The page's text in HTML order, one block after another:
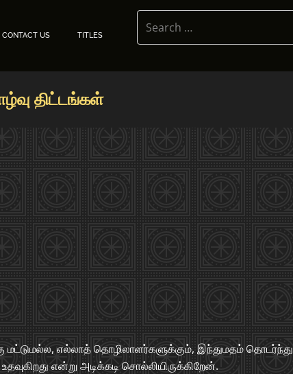
CONTACT US TITLES
திட்டங்கள்
எல்லாத் தொழிலாளர்களுக்கும், இந்துமதம் தொடர்ந்து
என்று அடிக்கடி சொல்லியிருக்கிறேன்.